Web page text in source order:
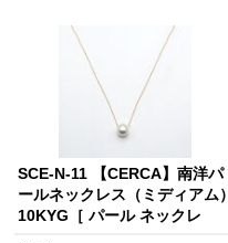
SCE-N-11 【CERCA】南洋パ
ールネックレス（ミディアム）
10KYG［ パール ネックレ